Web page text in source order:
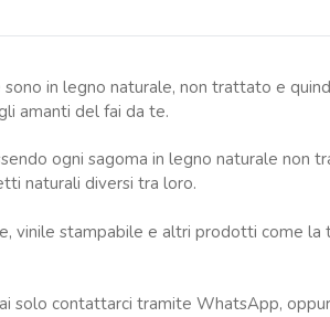
sono in legno naturale, non trattato e
amanti del fai da te.
ogni sagoma in legno naturale
naturali diversi tra loro.
vinile stampabile e altri prodotti come
solo contattarci tramite WhatsApp,